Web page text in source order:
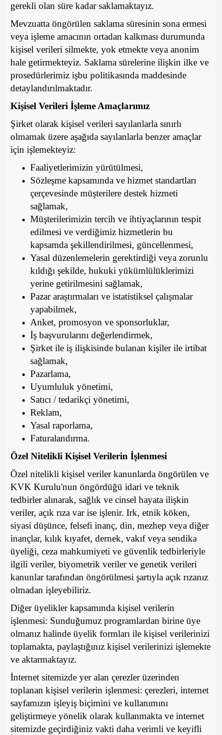
gerekli olan süre kadar saklamaktayız.
Mevzuatta öngörülen saklama süresinin sona ermesi
veya işleme amacının ortadan kalkması durumunda
kişisel verileri silmekte, yok etmekte veya anonim
hale getirmekteyiz. Saklama sürelerine ilişkin ilke ve
prosedürlerimiz işbu politikasında maddesinde
detaylandırılmaktadır.
Kişisel Verileri İşleme Amaçlarımız
Şirket olarak kişisel verileri sayılanlarla sınırlı
olmamak üzere aşağıda sayılanlarla benzer amaçlar
için işlemekteyiz:
Faaliyetlerimizin yürütülmesi,
Sözleşme kapsamında ve hizmet standartları
çerçevesinde müşterilere destek hizmeti
sağlamak,
Müşterilerimizin tercih ve ihtiyaçlarının tespit
edilmesi ve verdiğimiz hizmetlerin bu
kapsamda şekillendirilmesi, güncellenmesi,
Yasal düzenlemelerin gerektirdiği veya zorunlu
kıldığı şekilde, hukuki yükümlülüklerimizi
yerine getirilmesini sağlamak,
Pazar araştırmaları ve istatistiksel çalışmalar
yapabilmek,
Anket, promosyon ve sponsorluklar,
İş başvurularını değerlendirmek,
Şirket ile iş ilişkisinde bulanan kişiler ile irtibat
sağlamak,
Pazarlama,
Uyumluluk yönetimi,
Satıcı / tedarikçi yönetimi,
Reklam,
Yasal raporlama,
Faturalandırma.
Özel Nitelikli Kişisel Verilerin İşlenmesi
Özel nitelikli kişisel veriler kanunlarda öngörülen ve
KVK Kurulu'nun öngördüğü idari ve teknik
tedbirler alınarak, sağlık ve cinsel hayata ilişkin
veriler, açık rıza var ise işlenir. Irk, etnik köken,
siyasi düşünce, felsefi inanç, din, mezhep veya diğer
inançlar, kılık kıyafet, dernek, vakıf veya sendika
üyeliği, ceza mahkumiyeti ve güvenlik tedbirleriyle
ilgili veriler, biyometrik veriler ve genetik verileri
kanunlar tarafından öngörülmesi şartıyla açık rızanız
olmadan işleyebiliriz.
Diğer üyelikler kapsamında kişisel verilerin
işlenmesi: Sunduğumuz programlardan birine üye
olmanız halinde üyelik formları ile kişisel verilerinizi
toplamakta, paylaştığınız kişisel verilerinizi işlemekte
ve aktarmaktayız.
İnternet sitemizde yer alan çerezler üzerinden
toplanan kişisel verilerin işlenmesi: çerezleri, internet
sayfamızın işleyiş biçimini ve kullanımını
geliştirmeye yönelik olarak kullanmakta ve internet
sitemizde geçirdiğiniz vakti daha verimli ve keyifli